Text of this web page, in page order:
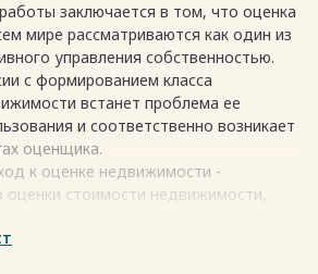
оценочной деятельности
сравнительным
заключается в том, что оценка
мире рассматриваются как один из
управления собственностью.
с формированием класса
встанет проблема ее
и соответственно возникает
оценщика.
к оценке недвижимости -
стоимости недвижимости,
которых имеются данные о ценах